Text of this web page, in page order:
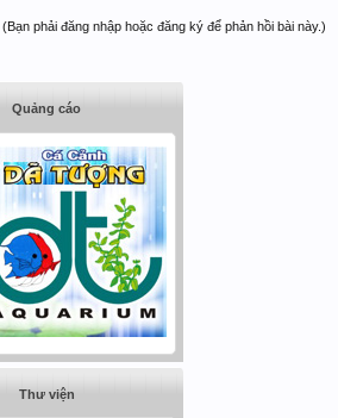
(Bạn phải đăng nhập hoặc đăng ký để phản hồi bài này.)
Quảng cáo
Thư viện